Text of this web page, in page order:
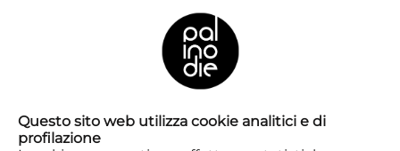
Questo sito web utilizza cookie analitici e di
profilazione
SPETTACOLOIN CIRCUITAZIONE